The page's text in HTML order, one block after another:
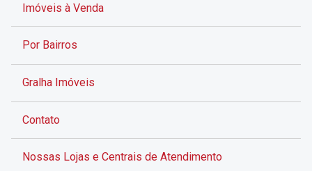
Imóveis à Venda
Por Bairros
Gralha Imóveis
Contato
Nossas Lojas e Centrais de Atendimento